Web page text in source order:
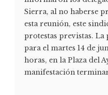
Sierra, al no haberse
esta reunión, este
protestas previstas.
para el martes 14 de
horas, en la Plaza del
manifestación